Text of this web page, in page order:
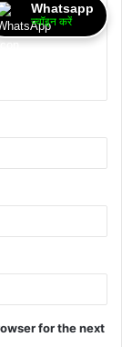
for the next
Whatsapp
ज्वॉइन करें